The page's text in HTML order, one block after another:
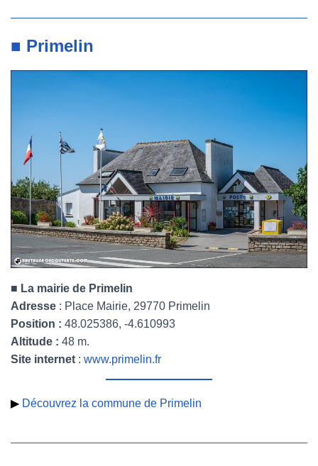
■ Primelin
■ La mairie de Primelin
Adresse : Place Mairie, 29770 Primelin
Position : 48.025386, -4.610993
Altitude : 48 m.
Site internet : www.primelin.fr
▶ Découvrez la commune de Primelin